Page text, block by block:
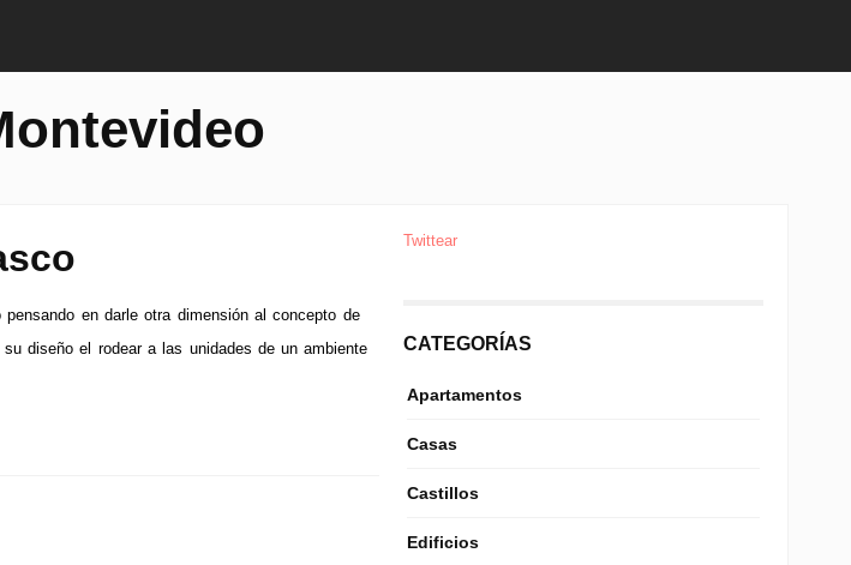
en darle otra dimensión al concepto de
diseño el rodear a las unidades de un ambiente
Twittear
CATEGORÍAS
Apartamentos
Casas
Castillos
Edificios